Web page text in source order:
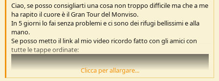
Ciao, se posso consigliarti una cosa non troppo difficile ma che a me
ha rapito il cuore è il Gran Tour del Monviso.
In 5 giorni lo fai senza problemi e ci sono dei rifugi bellissimi e alla
mano.
Se posso metto il link al mio video ricordo fatto con gli amici con
tutte le tappe ordinate:
Clicca per allargare...